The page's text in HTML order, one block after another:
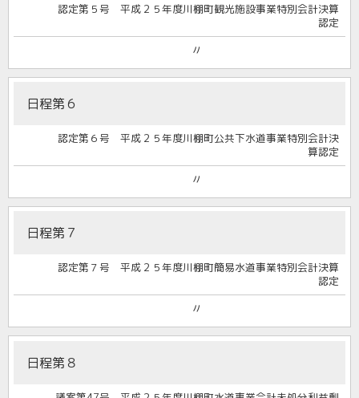
認定第５号 平成２５年度川棚町観光施設事業特別会計決算
認定
〃
日程第６
認定第６号 平成２５年度川棚町公共下水道事業特別会計決
算認定
〃
日程第７
認定第７号 平成２５年度川棚町簡易水道事業特別会計決算
認定
〃
日程第８